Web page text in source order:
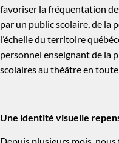
favoriser la fréquentation
par un public scolaire, de la
l’échelle du territoire
personnel enseignant de la
scolaires au théâtre en
Une identité visuelle